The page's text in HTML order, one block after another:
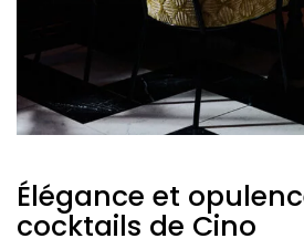
Élégance et
cocktails de Cino